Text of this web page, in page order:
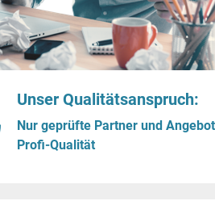
Unser Qualitätsanspruch:
Nur geprüfte Partner und
Profi-Qualität